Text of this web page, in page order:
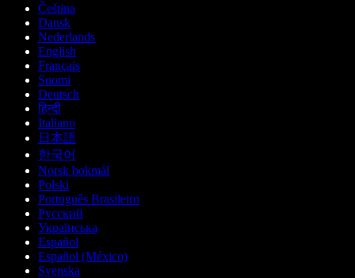
Čeština
Dansk
Nederlands
English
Français
Suomi
Deutsch
हिन्दी
Italiano
日本語
한국어
Norsk bokmål
Polski
Português Brasileiro
Русский
Українська
Español
Español (México)
Svenska